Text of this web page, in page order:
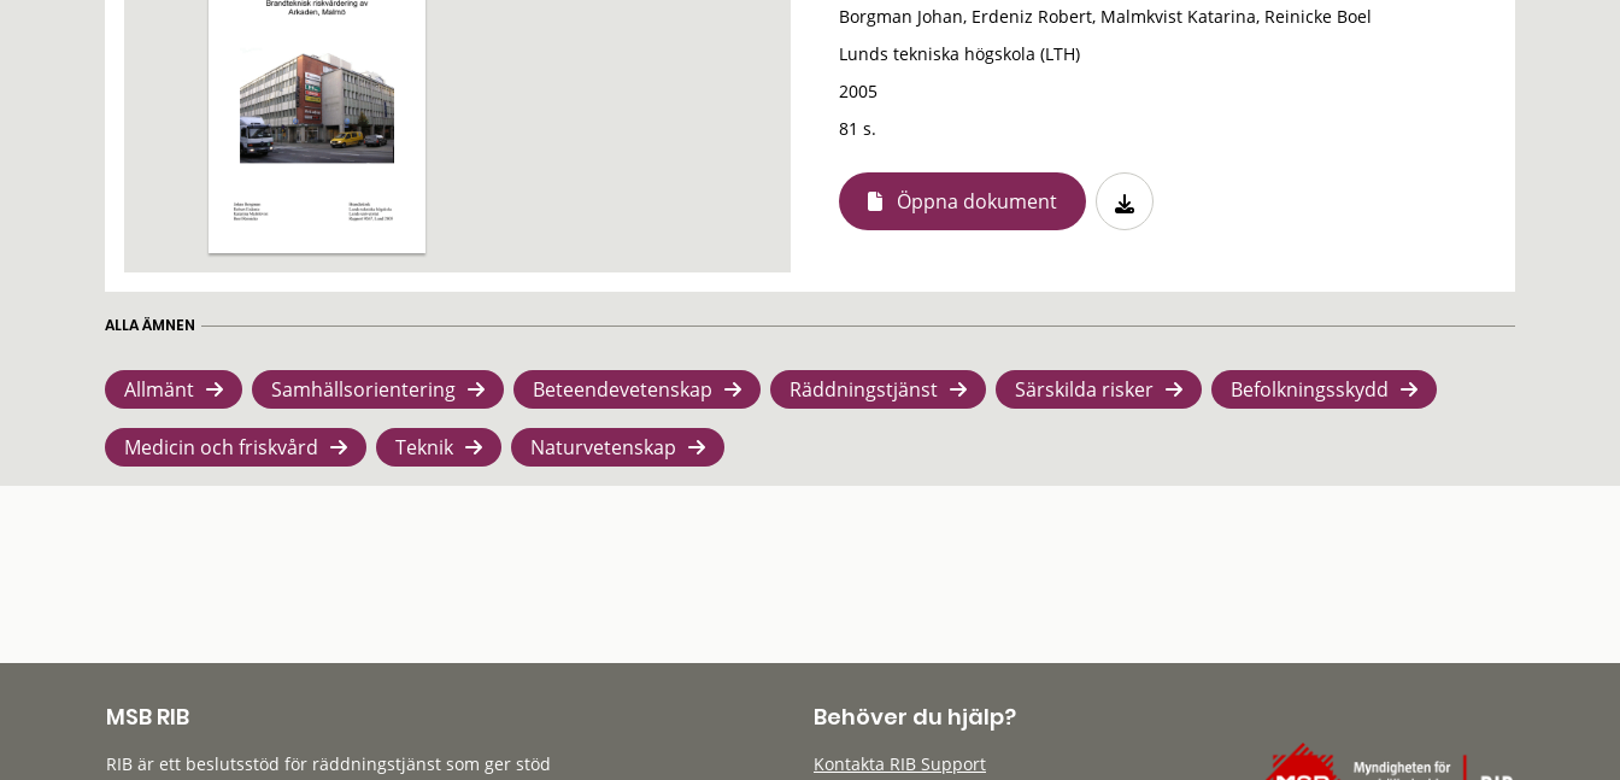
Borgman Johan, Erdeniz Robert, Malmkvist Katarina, Reinicke Boel
Lunds tekniska högskola (LTH)
2005
81 s.
Öppna dokument
ALLA ÄMNEN
Allmänt Samhällsorientering Beteendevetenskap Räddningstjänst Särskilda risker Befolkningsskydd
Medicin och friskvård Teknik Naturvetenskap
MSB RIB
RIB är ett beslutsstöd för räddningstjänst som ger stöd
Behöver du hjälp?
Kontakta RIB Support